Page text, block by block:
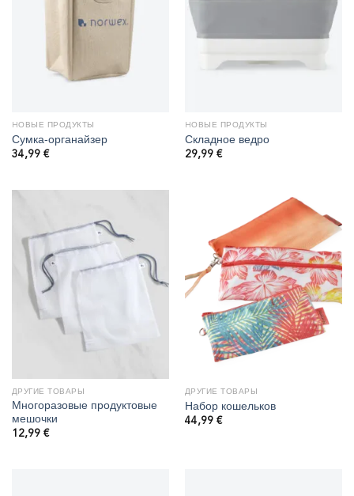
HОВЫЕ ПРОДУКТЫ
Сумка‑органайзер
34,99 €
HОВЫЕ ПРОДУКТЫ
Складное ведро
29,99 €
ДРУГИЕ ТОВАРЫ
Многоразовые продуктовые
мешочки
12,99 €
ДРУГИЕ ТОВАРЫ
Набор кошельков
44,99 €